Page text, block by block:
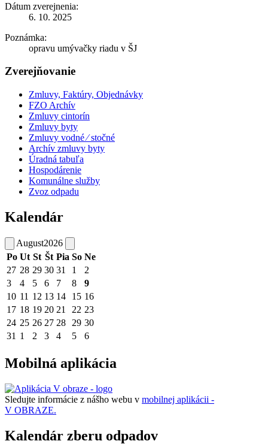
Dátum zverejnenia:
6. 10. 2025
Poznámka:
opravu umývačky riadu v ŠJ
Zverejňovanie
Zmluvy, Faktúry, Objednávky
FZO Archív
Zmluvy cintorín
Zmluvy byty
Zmluvy vodné ⁄ stočné
Archív zmluvy byty
Úradná tabuľa
Hospodárenie
Komunálne služby
Zvoz odpadu
Kalendár
August2026
Po Ut St Št Pia So Ne
27 28 29 30 31 1
2
3
4 5 6 7 8
9
10 11 12 13 14 15 16
17 18 19 20 21 22 23
24 25 26 27 28 29 30
31 1 2 3 4 5 6
Mobilná aplikácia
Sledujte informácie z nášho webu v mobilnej aplikácii -
V OBRAZE.
Kalendár zberu odpadov